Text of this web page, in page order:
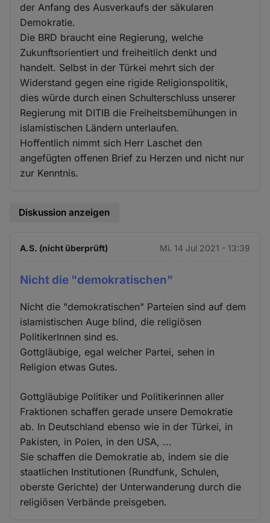
der Anfang des Ausverkaufs der säkularen
Demokratie.
Die BRD braucht eine Regierung, welche
Zukunftsorientiert und freiheitlich denkt und
handelt. Selbst in der Türkei mehrt sich der
Widerstand gegen eine rigide Religionspolitik,
dies würde durch einen Schulterschluss unserer
Regierung mit DITIB die Freiheitsbemühungen in
islamistischen Ländern unterlaufen.
Hoffentlich nimmt sich Herr Laschet den
angefügten offenen Brief zu Herzen und nicht nur
zur Kenntnis.
Diskussion anzeigen
A.S. (nicht überprüft) Mi. 14 Jul 2021 - 13:39
Nicht die "demokratischen"
Nicht die "demokratischen" Parteien sind auf dem
islamistischen Auge blind, die religiösen
PolitikerInnen sind es.
Gottgläubige, egal welcher Partei, sehen in
Religion etwas Gutes.
Gottgläubige Politiker und Politikerinnen aller
Fraktionen schaffen gerade unsere Demokratie
ab. In Deutschland ebenso wie in der Türkei, in
Pakisten, in Polen, in den USA, ...
Sie schaffen die Demokratie ab, indem sie die
staatlichen Institutionen (Rundfunk, Schulen,
oberste Gerichte) der Unterwanderung durch die
religiösen Verbände preisgeben.